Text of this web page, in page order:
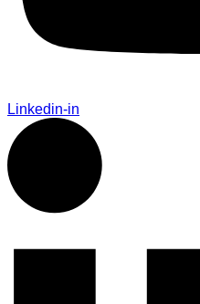
Linkedin-in